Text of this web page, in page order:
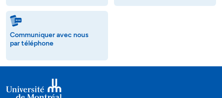
Communiquer avec nous
par téléphone